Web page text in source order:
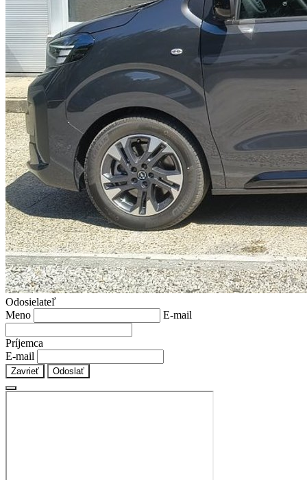
Odosielateľ
Meno
E-mail
Príjemca
E-mail
Zavrieť Odoslať